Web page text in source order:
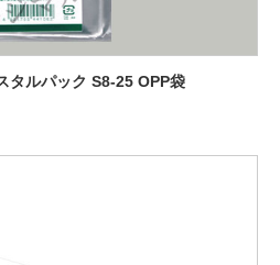
タルパック S8-25 OPP袋